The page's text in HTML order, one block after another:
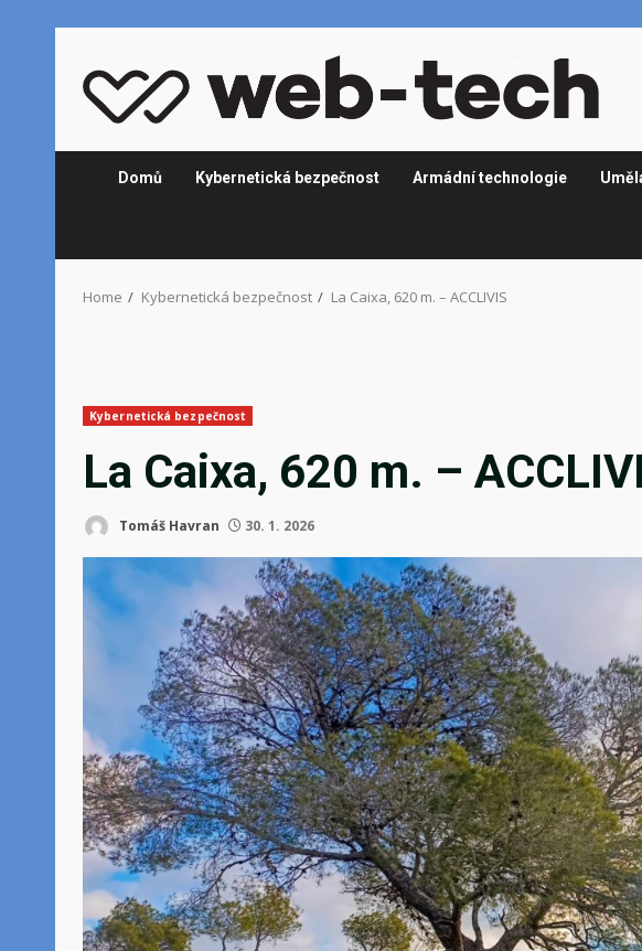
content
Domů Kybernetická bezpečnost Armádní technologie
Home Kybernetická bezpečnost La Caixa, 620 m. – ACCLIVIS
Kybernetická bezpečnost
La Caixa, 620 m. –
Tomáš Havran 30. 1. 2026